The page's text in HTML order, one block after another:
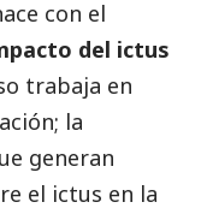
con el
del ictus
trabaja en
la
generan
el ictus en la